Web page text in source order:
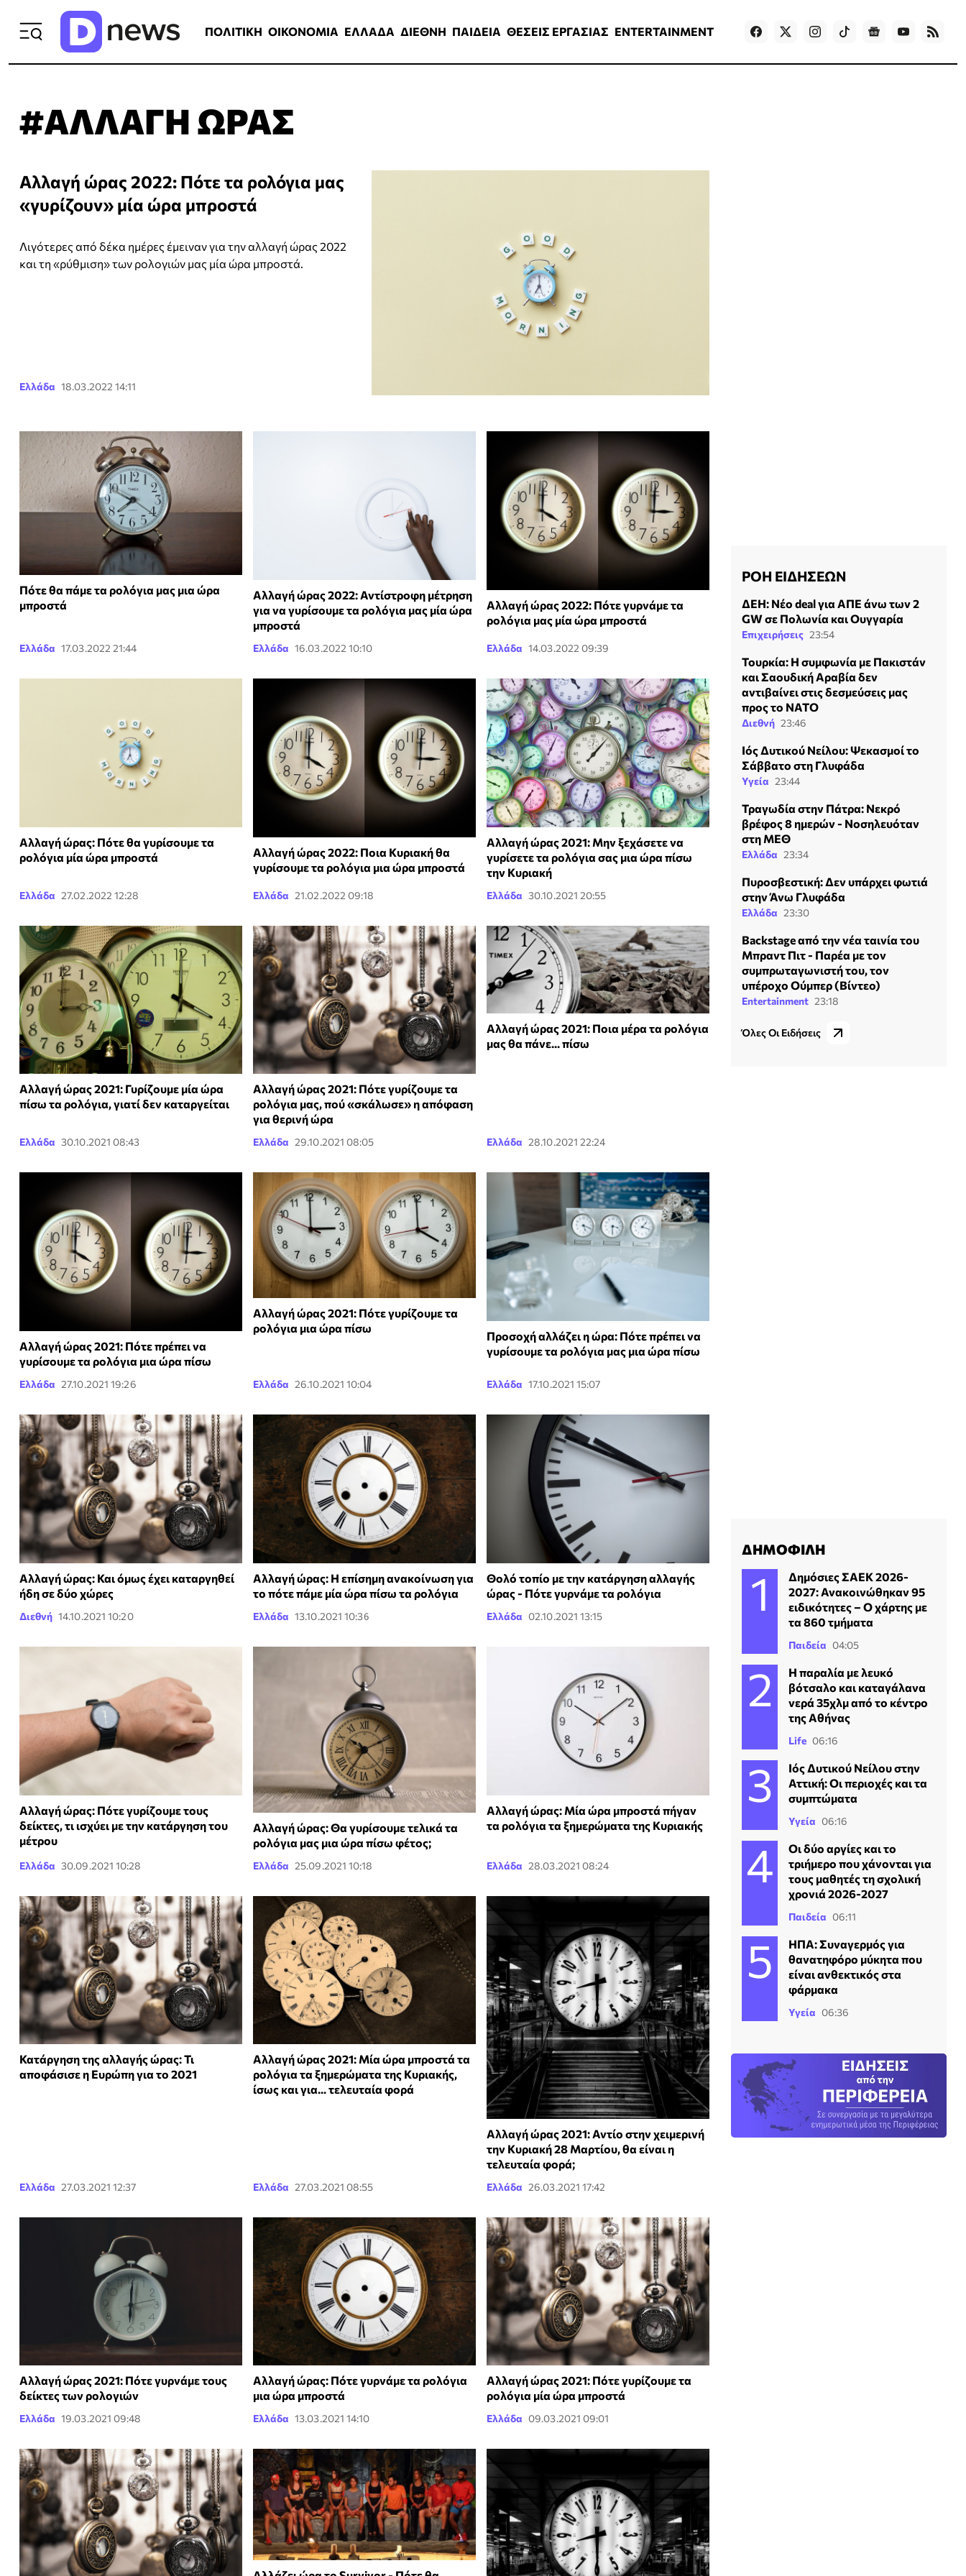
ΠΟΛΙΤΙΚΗ ΟΙΚΟΝΟΜΙΑ ΕΛΛΑΔΑ ΔΙΕΘΝΗ ΠΑΙΔΕΙΑ ΘΕΣΕΙΣ ΕΡΓΑΣΙΑΣ ENTERTAINMENT Games
#ΑΛΛΑΓΗ ΩΡΑΣ
Αλλαγή ώρας 2022: Πότε τα ρολόγια μας
«γυρίζουν» μία ώρα μπροστά
Λιγότερες από δέκα ημέρες έμειναν για την αλλαγή ώρας 2022
και τη «ρύθμιση» των ρολογιών μας μία ώρα μπροστά.
Ελλάδα 18.03.2022 14:11
Πότε θα πάμε τα ρολόγια μας μια ώρα
μπροστά
Ελλάδα 17.03.2022 21:44
Αλλαγή ώρας 2022: Αντίστροφη μέτρηση
για να γυρίσουμε τα ρολόγια μας μία ώρα
μπροστά
Ελλάδα 16.03.2022 10:10
Αλλαγή ώρας 2022: Πότε γυρνάμε τα
ρολόγια μας μία ώρα μπροστά
Ελλάδα 14.03.2022 09:39
Αλλαγή ώρας: Πότε θα γυρίσουμε τα
ρολόγια μία ώρα μπροστά
Ελλάδα 27.02.2022 12:28
Αλλαγή ώρας 2022: Ποια Κυριακή θα
γυρίσουμε τα ρολόγια μια ώρα μπροστά
Ελλάδα 21.02.2022 09:18
Αλλαγή ώρας 2021: Μην ξεχάσετε να
γυρίσετε τα ρολόγια σας μια ώρα πίσω
την Κυριακή
Ελλάδα 30.10.2021 20:55
Αλλαγή ώρας 2021: Γυρίζουμε μία ώρα
πίσω τα ρολόγια, γιατί δεν καταργείται
Ελλάδα 30.10.2021 08:43
Αλλαγή ώρας 2021: Πότε γυρίζουμε τα
ρολόγια μας, πού «σκάλωσε» η απόφαση
για θερινή ώρα
Ελλάδα 29.10.2021 08:05
Αλλαγή ώρας 2021: Ποια μέρα τα ρολόγια
μας θα πάνε... πίσω
Ελλάδα 28.10.2021 22:24
Αλλαγή ώρας 2021: Πότε πρέπει να
γυρίσουμε τα ρολόγια μια ώρα πίσω
Ελλάδα 27.10.2021 19:26
Αλλαγή ώρας 2021: Πότε γυρίζουμε τα
ρολόγια μια ώρα πίσω
Ελλάδα 26.10.2021 10:04
Προσοχή αλλάζει η ώρα: Πότε πρέπει να
γυρίσουμε τα ρολόγια μας μια ώρα πίσω
Ελλάδα 17.10.2021 15:07
Αλλαγή ώρας: Και όμως έχει καταργηθεί
ήδη σε δύο χώρες
Διεθνή 14.10.2021 10:20
Αλλαγή ώρας: Η επίσημη ανακοίνωση για
το πότε πάμε μία ώρα πίσω τα ρολόγια
Ελλάδα 13.10.2021 10:36
Θολό τοπίο με την κατάργηση αλλαγής
ώρας - Πότε γυρνάμε τα ρολόγια
Ελλάδα 02.10.2021 13:15
Αλλαγή ώρας: Πότε γυρίζουμε τους
δείκτες, τι ισχύει με την κατάργηση του
μέτρου
Ελλάδα 30.09.2021 10:28
Αλλαγή ώρας: Θα γυρίσουμε τελικά τα
ρολόγια μας μια ώρα πίσω φέτος;
Ελλάδα 25.09.2021 10:18
Αλλαγή ώρας: Μία ώρα μπροστά πήγαν
τα ρολόγια τα ξημερώματα της Κυριακής
Ελλάδα 28.03.2021 08:24
Κατάργηση της αλλαγής ώρας: Τι
αποφάσισε η Ευρώπη για το 2021
Ελλάδα 27.03.2021 12:37
Αλλαγή ώρας 2021: Μία ώρα μπροστά τα
ρολόγια τα ξημερώματα της Κυριακής,
ίσως και για... τελευταία φορά
Ελλάδα 27.03.2021 08:55
Αλλαγή ώρας 2021: Αντίο στην χειμερινή
την Κυριακή 28 Μαρτίου, θα είναι η
τελευταία φορά;
Ελλάδα 26.03.2021 17:42
Αλλαγή ώρας 2021: Πότε γυρνάμε τους
δείκτες των ρολογιών
Ελλάδα 19.03.2021 09:48
Αλλαγή ώρας: Πότε γυρνάμε τα ρολόγια
μια ώρα μπροστά
Ελλάδα 13.03.2021 14:10
Αλλαγή ώρας 2021: Πότε γυρίζουμε τα
ρολόγια μία ώρα μπροστά
Ελλάδα 09.03.2021 09:01
ΡΟΗ ΕΙΔΗΣΕΩΝ
ΔΕΗ: Νέο deal για ΑΠΕ άνω των 2
GW σε Πολωνία και Ουγγαρία
Επιχειρήσεις 23:54
Τουρκία: Η συμφωνία με Πακιστάν
και Σαουδική Αραβία δεν
αντιβαίνει στις δεσμεύσεις μας
προς το ΝΑΤΟ
Διεθνή 23:46
Ιός Δυτικού Νείλου: Ψεκασμοί το
Σάββατο στη Γλυφάδα
Υγεία 23:44
Τραγωδία στην Πάτρα: Νεκρό
βρέφος 8 ημερών - Νοσηλευόταν
στη ΜΕΘ
Ελλάδα 23:34
Πυροσβεστική: Δεν υπάρχει φωτιά
στην Άνω Γλυφάδα
Ελλάδα 23:30
Backstage από την νέα ταινία του
Μπραντ Πιτ - Παρέα με τον
συμπρωταγωνιστή του, τον
υπέροχο Ούμπερ (Βίντεο)
Entertainment 23:18
Όλες Οι Ειδήσεις
ΔΗΜΟΦΙΛΗ
Δημόσιες ΣΑΕΚ 2026-
2027: Ανακοινώθηκαν 95
ειδικότητες – Ο χάρτης με
τα 860 τμήματα
Παιδεία 04:05
Η παραλία με λευκό
βότσαλο και καταγάλανα
νερά 35χλμ από το κέντρο
της Αθήνας
Life 06:16
Ιός Δυτικού Νείλου στην
Αττική: Οι περιοχές και τα
συμπτώματα
Υγεία 06:16
Οι δύο αργίες και το
τριήμερο που χάνονται για
τους μαθητές τη σχολική
χρονιά 2026-2027
Παιδεία 06:11
ΗΠΑ: Συναγερμός για
θανατηφόρο μύκητα που
είναι ανθεκτικός στα
φάρμακα
Υγεία 06:36